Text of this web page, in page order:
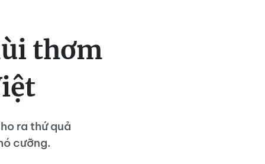
thơm
ra thứ quả
cưỡng.